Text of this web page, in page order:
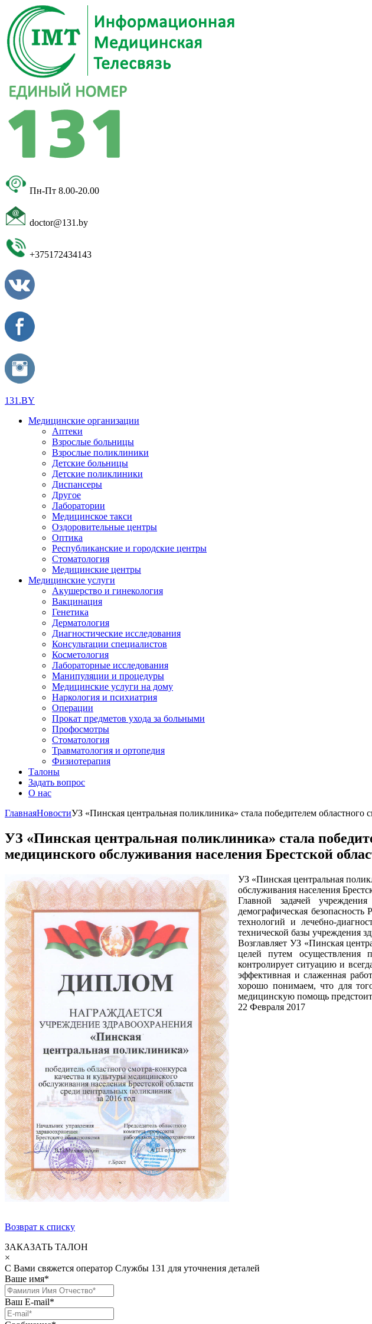
Пн-Пт 8.00-20.00
doctor@131.by
+375172434143
131.BY
Медицинские организации
Аптеки
Взрослые больницы
Взрослые поликлиники
Детские больницы
Детские поликлиники
Диспансеры
Другое
Лаборатории
Медицинское такси
Оздоровительные центры
Оптика
Республиканские и городские центры
Стоматология
Медицинские центры
Медицинские услуги
Акушерство и гинекология
Вакцинация
Генетика
Дерматология
Диагностические исследования
Консультации специалистов
Косметология
Лабораторные исследования
Манипуляции и процедуры
Медицинские услуги на дому
Наркология и психиатрия
Операции
Прокат предметов ухода за больными
Профосмотры
Стоматология
Травматология и ортопедия
Физиотерапия
Талоны
Задать вопрос
О нас
ГлавнаяНовостиУЗ «Пинская центральная поликлиника» стала победителем областного
УЗ «Пинская центральная поликлиника» стала
медицинского обслуживания населения Брестской
УЗ «Пинская центральная
обслуживания населения
Главной задачей
демографическая
технологий и лечебно-
технической базы учреждения
Возглавляет УЗ «Пинская
целей путем осуществления
контролирует ситуацию и
эффективная и слаженная
хорошо понимаем, что для
медицинскую помощь
22 Февраля 2017
Возврат к списку
ЗАКАЗАТЬ ТАЛОН
×
С Вами свяжется оператор Службы 131 для уточнения деталей
Ваше имя*
Ваш E-mail*